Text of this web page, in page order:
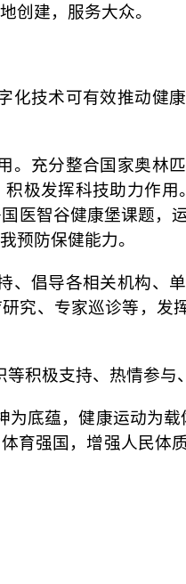
创建，服务大众。
化技术可有效推动健
。充分整合国家奥林
极发挥科技助力作用
医智谷健康堡课题，
预防保健能力。
、倡导各相关机构、
究、专家巡诊等，发
积极支持、热情参与
为底蕴，健康运动为载
育强国，增强人民体